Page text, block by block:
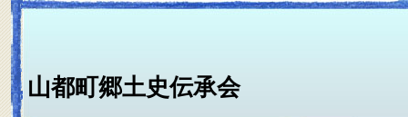
山都町郷土史伝承会